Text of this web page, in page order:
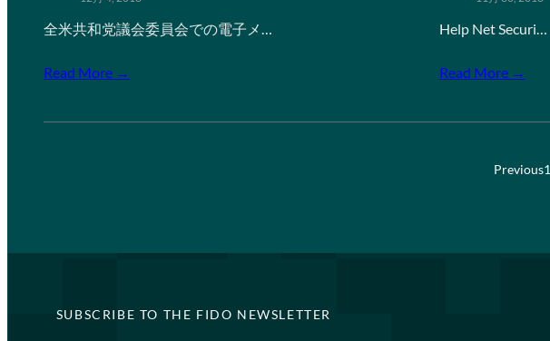
全米共和党議会委員会での電子メ…
Read More →
Help Net Securi…
Read More →
Previous1
SUBSCRIBE TO THE FIDO NEWSLETTER